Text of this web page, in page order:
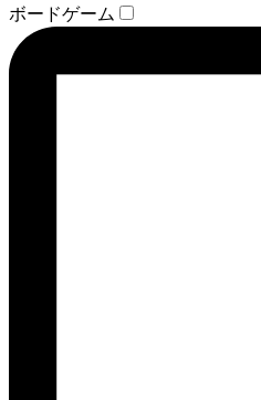
ボードゲーム